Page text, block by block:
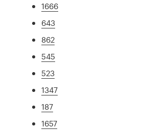
1666
643
862
545
523
1347
187
1657